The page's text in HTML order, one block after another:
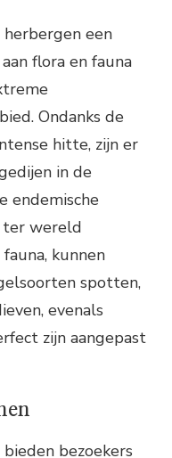
herbergen een
flora en fauna
Ondanks de
hitte, zijn er
in de
endemische
ter wereld
kunnen
spotten,
evenals
zijn aangepast
bezoekers